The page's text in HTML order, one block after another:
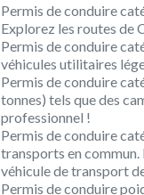
Permis de conduire
Explorez les routes de
Permis de conduire
véhicules utilitaires
Permis de conduire
tonnes) tels que des
professionnel !
Permis de conduire
transports en commun.
véhicule de transport
Permis de conduire